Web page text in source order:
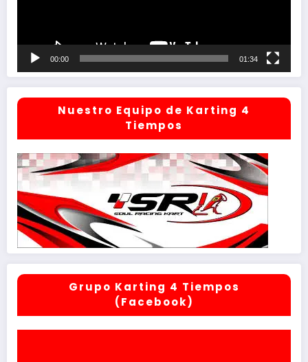
00:00 01:34
Nuestro Equipo de Karting 4
Tiempos
Grupo Karting 4 Tiempos
(Facebook)